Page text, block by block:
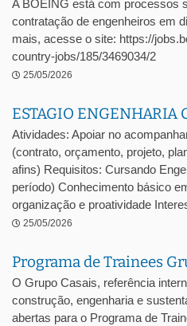
A BOEING está com processos
contratação de engenheiros em
mais, acesse o site: https://
country-jobs/185/3469034/2
25/05/2026
ESTAGIO ENGENHARIA
Atividades: Apoiar no
(contrato, orçamento, projeto,
afins) Requisitos: Cursando
período) Conhecimento básico
organização e proatividade
25/05/2026
Programa de Trainees
O Grupo Casais, referência
construção, engenharia e
abertas para o Programa de